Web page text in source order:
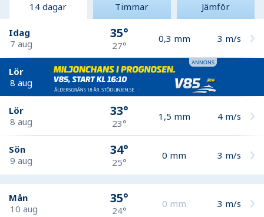
14 dagar Timmar Jämför
Idag
7 aug
35°
27°
0,3 mm 3 m/s
Lör
8 aug
Lör
8 aug
33°
23°
1,5 mm 4 m/s
Sön
9 aug
34°
25°
0 mm 3 m/s
Mån
10 aug
35°
24°
0 mm 3 m/s